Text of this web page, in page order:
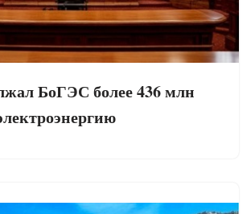
БоГЭС более 436 млн